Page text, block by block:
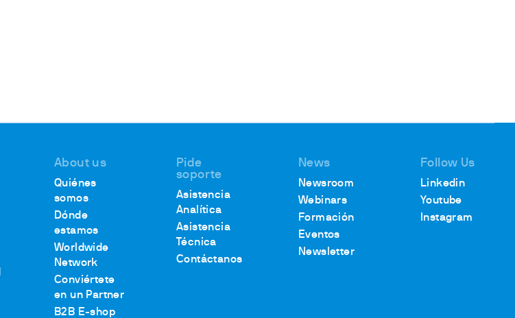
About us
Quiénes
somos
Dónde
estamos
Worldwide
Network
Conviértete
en un Partner
B2B E-shop
Pide
soporte
Asistencia
Analítica
Asistencia
Técnica
Contáctanos
News
Newsroom
Webinars
Formación
Eventos
Newsletter
Follow Us
Linkedin
Youtube
Instagram